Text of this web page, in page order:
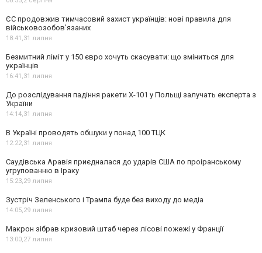
ЄС продовжив тимчасовий захист українців: нові правила для
військовозобов’язаних
18:41,31 липня
Безмитний ліміт у 150 євро хочуть скасувати: що зміниться для
українців
16:41,31 липня
До розслідування падіння ракети Х-101 у Польщі залучать експерта з
України
14:14,31 липня
В Україні проводять обшуки у понад 100 ТЦК
12:22,31 липня
Саудівська Аравія приєдналася до ударів США по проіранському
угрупованню в Іраку
15:23,29 липня
Зустріч Зеленського і Трампа буде без виходу до медіа
14:05,29 липня
Макрон зібрав кризовий штаб через лісові пожежі у Франції
13:00,27 липня